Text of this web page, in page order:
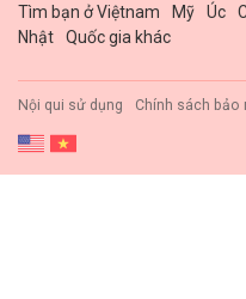
Tìm bạn ở Việtnam
Mỹ Úc
Nhật
Quốc gia khác
Nội qui sử dụng Chính sách bảo